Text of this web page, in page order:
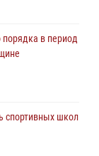
битва.
школ
празднования
-
порядка в период
спортивных школ